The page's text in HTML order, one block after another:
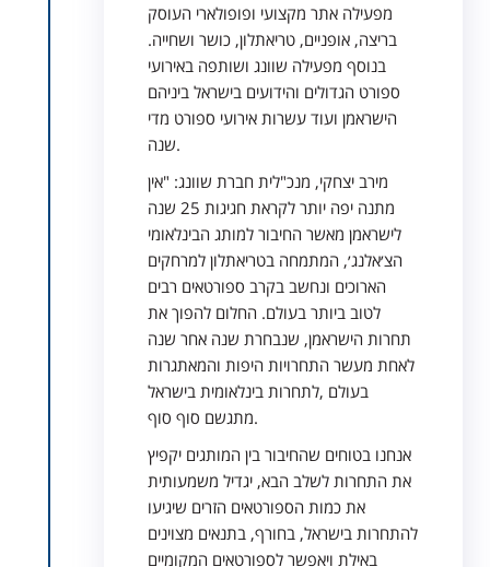
מפעילה אתר מקצועי ופופולארי העוסק
בריצה, אופניים, טריאתלון, כושר ושחייה.
בנוסף מפעילה שוונג ושותפה באירועי
ספורט הגדולים והידועים בישראל ביניהם
הישראמן ועוד עשרות אירועי ספורט מדי
שנה.
מירב יצחקי, מנכ"לית חברת שוונג: "אין
מתנה יפה יותר לקראת חגיגות 25 שנה
לישראמן מאשר החיבור למותג הבינלאומי
הצ׳אלנג׳, המתמחה בטריאתלון למרחקים
הארוכים ונחשב בקרב ספורטאים רבים
לטוב ביותר בעולם. החלום להפוך את
תחרות הישראמן, שנבחרת שנה אחר שנה
לאחת מעשר התחרויות היפות והמאתגרות
בעולם ,לתחרות בינלאומית בישראל
מתגשם סוף סוף.
אנחנו בטוחים שהחיבור בין המותגים יקפיץ
את התחרות לשלב הבא, יגדיל משמעותית
את כמות הספורטאים הזרים שיגיעו
להתחרות בישראל, בחורף, בתנאים מצוינים
באילת ויאפשר לספורטאים המקומיים